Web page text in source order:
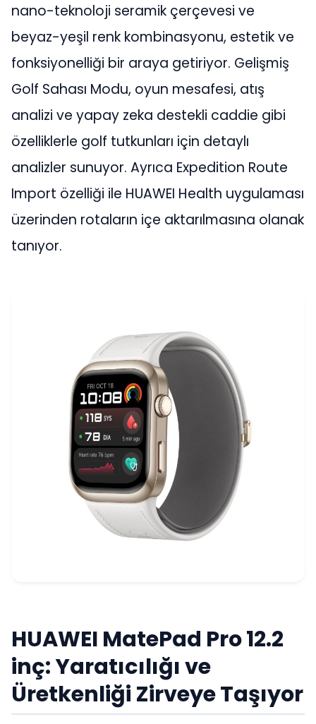
nano-teknoloji seramik çerçevesi ve
beyaz-yeşil renk kombinasyonu, estetik ve
fonksiyonelliği bir araya getiriyor. Gelişmiş
Golf Sahası Modu, oyun mesafesi, atış
analizi ve yapay zeka destekli caddie gibi
özelliklerle golf tutkunları için detaylı
analizler sunuyor. Ayrıca Expedition Route
Import özelliği ile HUAWEI Health uygulaması
üzerinden rotaların içe aktarılmasına olanak
tanıyor.
HUAWEI MatePad Pro 12.2
inç: Yaratıcılığı ve
Üretkenliği Zirveye Taşıyor